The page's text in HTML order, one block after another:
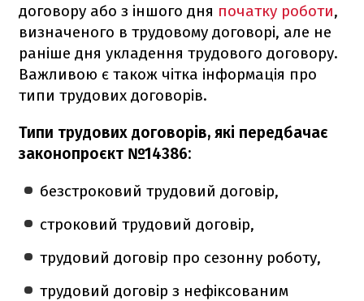
договору або з іншого дня початку роботи,
визначеного в трудовому договорі, але не
раніше дня укладення трудового договору.
Важливою є також чітка інформація про
типи трудових договорів.
Типи трудових договорів, які передбачає
законопроєкт №14386:
безстроковий трудовий договір,
строковий трудовий договір,
трудовий договір про сезонну роботу,
трудовий договір з нефіксованим